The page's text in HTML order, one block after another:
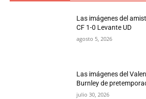
Las imágenes del
CF 1-0 Levante UD
agosto 5, 2026
Las imágenes del
Burnley de
julio 30, 2026